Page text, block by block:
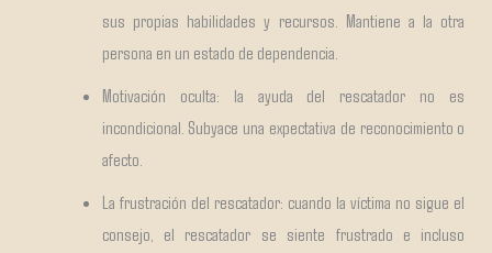
sus propias habilidades y recursos. Mantiene a la otra
persona en un estado de dependencia.
Motivación oculta: la ayuda del rescatador no es
incondicional. Subyace una expectativa de reconocimiento o
afecto.
La frustración del rescatador: cuando la víctima no sigue el
consejo, el rescatador se siente frustrado e incluso